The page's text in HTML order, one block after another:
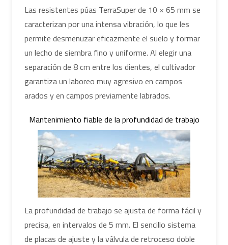
Las resistentes púas TerraSuper de 10 × 65 mm se
caracterizan por una intensa vibración, lo que les
permite desmenuzar eficazmente el suelo y formar
un lecho de siembra fino y uniforme. Al elegir una
separación de 8 cm entre los dientes, el cultivador
garantiza un laboreo muy agresivo en campos
arados y en campos previamente labrados.
Mantenimiento fiable de la profundidad de trabajo
La profundidad de trabajo se ajusta de forma fácil y
precisa, en intervalos de 5 mm. El sencillo sistema
de placas de ajuste y la válvula de retroceso doble